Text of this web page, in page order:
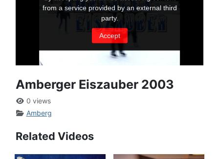
Amberger Eiszauber 2003
0 views
Amberg
Related Videos